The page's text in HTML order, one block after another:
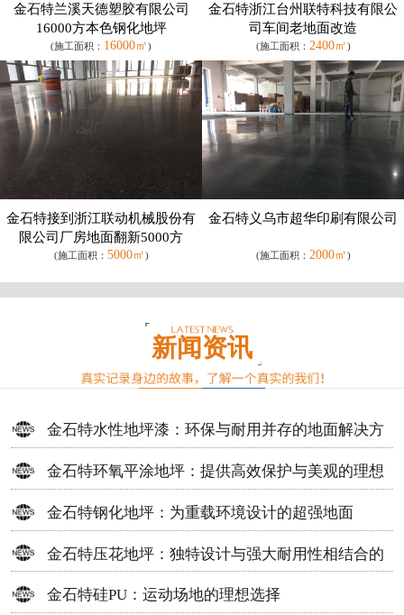
金石特兰溪天德塑胶有限公司
16000方本色钢化地坪
(施工面积： 16000㎡)
金石特浙江台州联特科技有限公
司车间老地面改造
(施工面积： 2400㎡)
金石特接到浙江联动机械股份有
限公司厂房地面翻新5000方
(施工面积： 5000㎡)
金石特义乌市超华印刷有限公司
(施工面积： 2000㎡)
新闻资讯
金石特水性地坪漆：环保与耐用并存的地面解决方
案
金石特环氧平涂地坪：提供高效保护与美观的理想
选择
金石特钢化地坪：为重载环境设计的超强地面
金石特压花地坪：独特设计与强大耐用性相结合的
地面材料
金石特硅PU：运动场地的理想选择